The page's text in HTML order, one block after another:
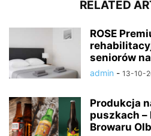
RELATED
ROSE
seniorów
admin - 13-10-
Produkcja
puszkach
Browaru